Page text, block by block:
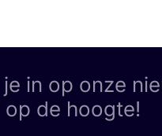
in op onze
op de hoogte!